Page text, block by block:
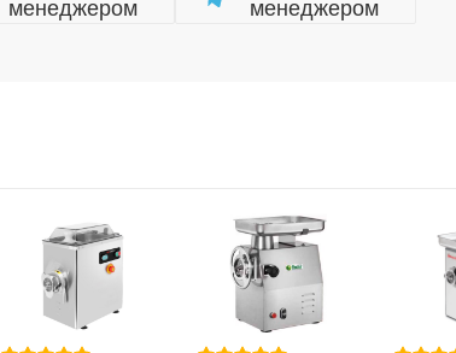
менеджером
менеджером